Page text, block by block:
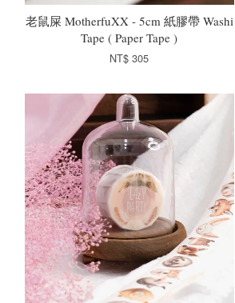
老鼠屎 MotherfuXX - 5cm 紙膠帶 Washi
Tape ( Paper Tape )
NT$ 305